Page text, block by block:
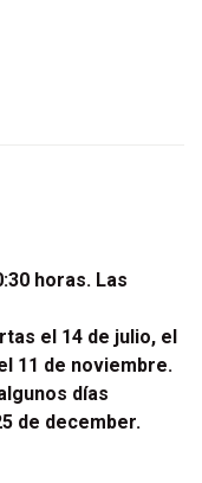
horas. Las
el 14 de julio, el
11 de noviembre.
días
de december.